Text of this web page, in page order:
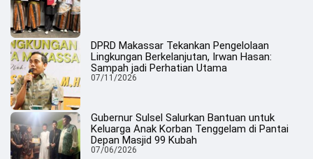
DPRD Makassar Tekankan Pengelolaan
Lingkungan Berkelanjutan, Irwan Hasan:
Sampah jadi Perhatian Utama
07/11/2026
Gubernur Sulsel Salurkan Bantuan untuk
Keluarga Anak Korban Tenggelam di Pantai
Depan Masjid 99 Kubah
07/06/2026